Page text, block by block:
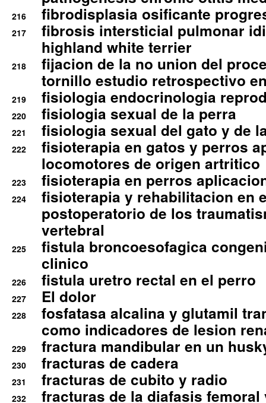
216 fibrodisplasia osificante
217
fibrosis intersticial pulmonar
highland white terrier
218
fijacion de la no union del
tornillo estudio retrospectivo
219 fisiologia endocrinologia
220 fisiologia sexual de la perra
221 fisiologia sexual del gato y de
222
fisioterapia en gatos y perros
locomotores de origen artritico
223 fisioterapia en perros
224
fisioterapia y rehabilitacion en
postoperatorio de los
vertebral
225
fistula broncoesofagica
clinico
226 fistula uretro rectal en el perro
227 El dolor
228
fosfatasa alcalina y glutamil
como indicadores de lesion
229 fractura mandibular en un
230 fracturas de cadera
231 fracturas de cubito y radio
232
fracturas de la diafasis